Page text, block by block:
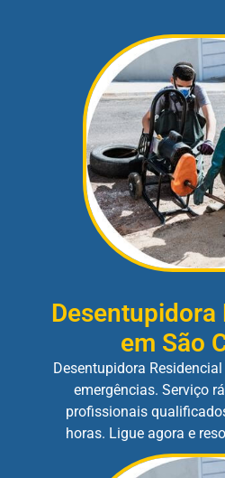
Desentupidora
em São
Desentupidora
emergências. Serviço
profissionais
horas. Ligue agora e